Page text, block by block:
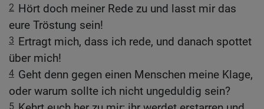
2 Hört doch meiner Rede zu und lasst mir das
eure Tröstung sein!
3 Ertragt mich, dass ich rede, und danach spottet
über mich!
4 Geht denn gegen einen Menschen meine Klage,
oder warum sollte ich nicht ungeduldig sein?
5